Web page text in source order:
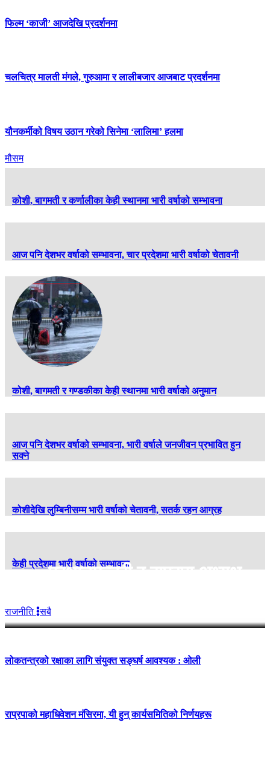
फिल्म ‘काजी’ आजदेखि प्रदर्शनमा
चलचित्र मालती मंगले, गुरुआमा र लालीबजार आजबाट प्रदर्शनमा
यौनकर्मीको विषय उठान गरेको सिनेमा ‘लालिमा’ हलमा
मौसम
कोशी, बागमती र कर्णालीका केही स्थानमा भारी वर्षाको सम्भावना
आज पनि देशभर वर्षाको सम्भावना, चार प्रदेशमा भारी वर्षाको चेतावनी
कोशी, बागमती र गण्डकीका केही स्थानमा भारी वर्षाको अनुमान
आज पनि देशभर वर्षाको सम्भावना, भारी वर्षाले जनजीवन प्रभावित हुन
सक्ने
कोशीदेखि लुम्बिनीसम्म भारी वर्षाको चेतावनी, सतर्क रहन आग्रह
केही प्रदेशमा भारी वर्षाको सम्भावना
राजनीति सबै
प्रधानमन्त्री र राप्रपा अध्यक्ष
लोकतन्त्रको रक्षाका लागि संयुक्त सङ्घर्ष आवश्यक : ओली
राप्रपाको महाधिवेशन मंसिरमा, यी हुन् कार्यसमितिको निर्णयहरू